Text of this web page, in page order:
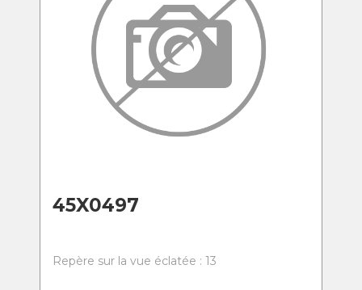
45X0497
Repère sur la vue éclatée : 13